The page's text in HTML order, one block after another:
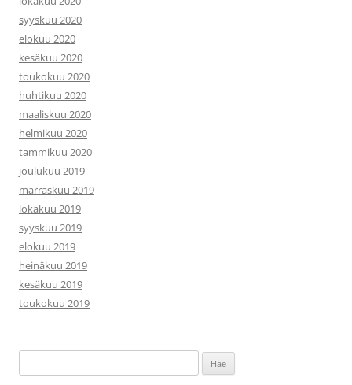
syyskuu 2020
elokuu 2020
kesäkuu 2020
toukokuu 2020
huhtikuu 2020
maaliskuu 2020
helmikuu 2020
tammikuu 2020
joulukuu 2019
marraskuu 2019
lokakuu 2019
syyskuu 2019
elokuu 2019
heinäkuu 2019
kesäkuu 2019
toukokuu 2019